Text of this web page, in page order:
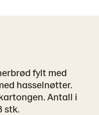
fylt med
hasselnøtter.
Antall i
stk.